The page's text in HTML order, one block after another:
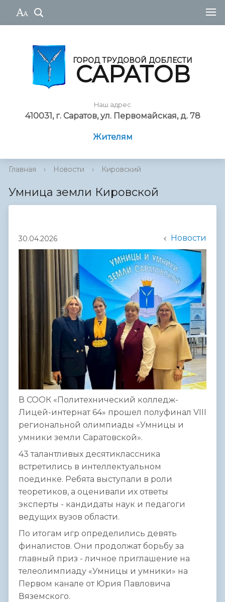
ГОРОД ТРУДОВОЙ ДОБЛЕСТИ
САРАТОВ
Наш адрес
410031, г. Саратов, ул. Первомайская, д. 78
Жителям
Главная › Новости › Кировский
Умница земли Кировской
30.04.2026 Новости
В СООК «Политехнический колледж-
Лицей-интернат 64» прошел полуфинал VIII
региональной олимпиады «Умницы и
умники земли Саратовской».
43 талантливых десятиклассника
встретились в интеллектуальном
поединке. Ребята выступали в роли
теоретиков, а оценивали их ответы
эксперты - кандидаты наук и педагоги
ведущих вузов области.
По итогам игр определились девять
финалистов. Они продолжат борьбу за
главный приз - личное приглашение на
телеолимпиаду «Умницы и умники» на
Первом канале от Юрия Павловича
Вяземского.